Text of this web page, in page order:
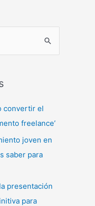
convertir el
freelance’
joven en
saber para
presentación
para